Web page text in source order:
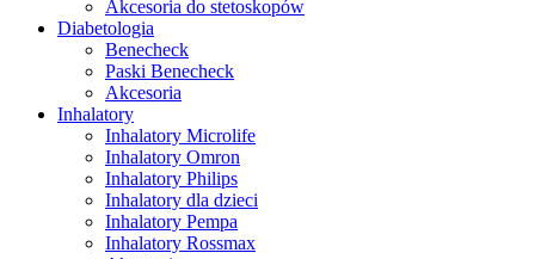
Akcesoria do stetoskopów
Diabetologia
Benecheck
Paski Benecheck
Akcesoria
Inhalatory
Inhalatory Microlife
Inhalatory Omron
Inhalatory Philips
Inhalatory dla dzieci
Inhalatory Pempa
Inhalatory Rossmax